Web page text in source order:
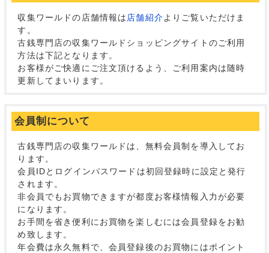
収集ワールドの店舗情報は店舗紹介よりご覧いただけま
す。
古銭専門店の収集ワールドショッピングサイトのご利用
方法は下記となります。
お客様がご快適にご注文頂けるよう、ご利用案内は随時
更新してまいります。
会員制について
古銭専門店の収集ワールドは、無料会員制を導入してお
ります。
会員IDとログインパスワードは初回登録時に設定と発行
されます。
非会員でもお買物できますが都度お客様情報入力が必要
になります。
お手間を省き便利にお買物を楽しむには会員登録をお勧
め致します。
年会費は永久無料で、会員登録後のお買物にはポイント